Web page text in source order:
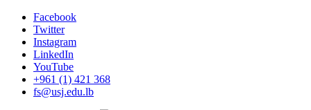
Facebook
Twitter
Instagram
LinkedIn
YouTube
+961 (1) 421 368
fs@usj.edu.lb